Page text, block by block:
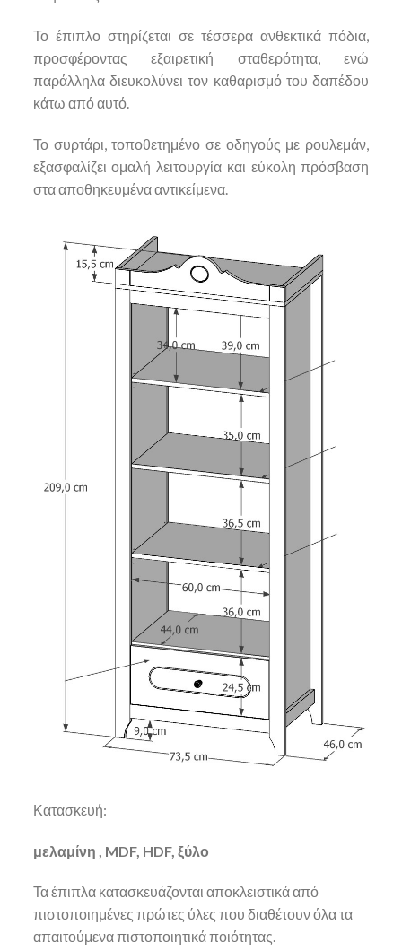
Το έπιπλο στηρίζεται σε τέσσερα ανθεκτικά πόδια,
προσφέροντας εξαιρετική σταθερότητα, ενώ
παράλληλα διευκολύνει τον καθαρισμό του δαπέδου
κάτω από αυτό.
Το συρτάρι, τοποθετημένο σε οδηγούς με ρουλεμάν,
εξασφαλίζει ομαλή λειτουργία και εύκολη πρόσβαση
στα αποθηκευμένα αντικείμενα.
Κατασκευή:
μελαμίνη , MDF, HDF, ξύλο
Τα έπιπλα κατασκευάζονται αποκλειστικά από
πιστοποιημένες πρώτες ύλες που διαθέτουν όλα τα
απαιτούμενα πιστοποιητικά ποιότητας.